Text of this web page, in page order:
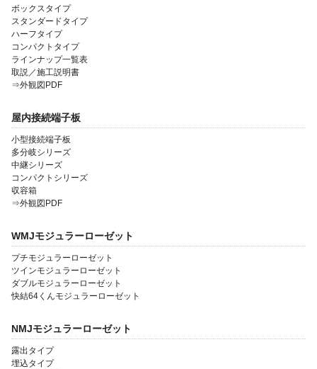
ボックスタイプ
スタンダードタイプ
ハーフタイプ
コンパクトタイプ
ラインナップ一覧表
取説／施工説明書
⇒外観図PDF
屋内接続端子板
小型接続端子板
多分岐シリーズ
中継シリーズ
コンパクトシリーズ
収容箱
⇒外観図PDF
WMJモジュラーローゼット
プチモジュラーローゼット
ツインモジュラーローゼット
ダブルモジュラーローゼット
快結64くんモジュラーローゼット
NMJモジュラーローゼット
露出タイプ
埋込タイプ